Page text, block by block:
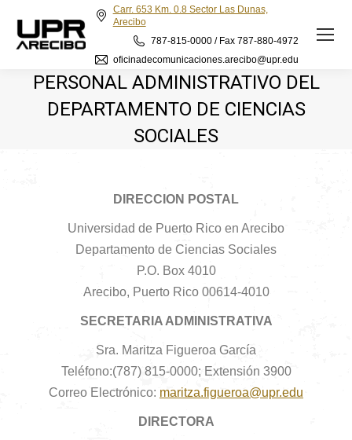
Carr. 653 Km. 0.8 Sector Las Dunas,
Arecibo
787-815-0000 / Fax 787-880-4972
oficinadecomunicaciones.arecibo@upr.edu
PERSONAL ADMINISTRATIVO DEL
DEPARTAMENTO DE CIENCIAS
SOCIALES
DIRECCION POSTAL
Universidad de Puerto Rico en Arecibo
Departamento de Ciencias Sociales
P.O. Box 4010
Arecibo, Puerto Rico 00614-4010
SECRETARIA ADMINISTRATIVA
Sra. Maritza Figueroa García
Teléfono:(787) 815-0000; Extensión 3900
Correo Electrónico: maritza.figueroa@upr.edu
DIRECTORA